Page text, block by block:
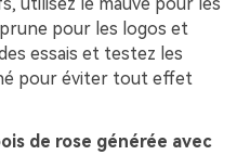
pour les logos et
essais et testez les
pour éviter tout effet
de rose générée avec